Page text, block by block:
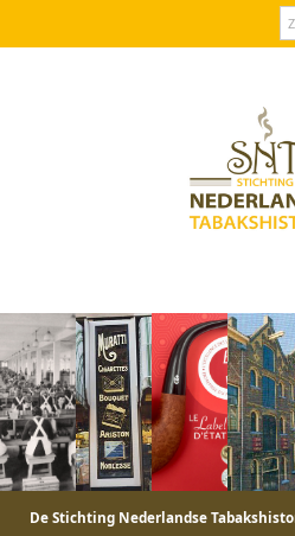
De Stichting Nederlandse